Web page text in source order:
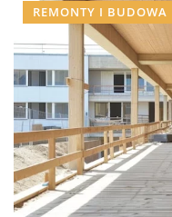
REMONTY I BUDOWA